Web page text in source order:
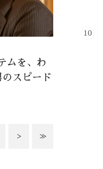
ムを、わ
スピード